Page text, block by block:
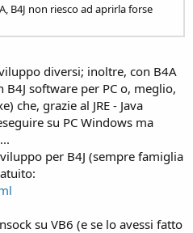
B4J non riesco ad aprirla forse
diversi; inoltre, con B4A
software per PC o, meglio,
che, grazie al JRE - Java
su PC Windows ma
per B4J (sempre famiglia
su VB6 (e se lo avessi fatto